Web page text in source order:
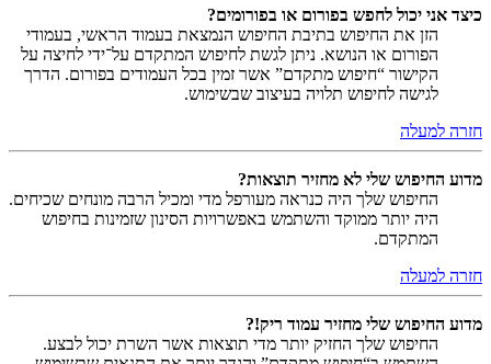
כיצד אני יכול לחפש בפורום או בפורומים?
הזן את החיפוש בתיבת החיפוש הנמצאת בעמוד הראשי, בעמודי
הפורום או הנושא. ניתן לגשת לחיפוש המתקדם על־ידי לחיצה על
הקישור “חיפוש מתקדם” אשר זמין בכל העמודים בפורום. הדרך
לגישה לחיפוש תלויה בעיצוב שבשימוש.
חזרה למעלה
מדוע החיפוש שלי לא מחזיר תוצאות?
החיפוש שלך היה כנראה מעורפל מדי ומכיל הרבה מונחים שכיחים.
היה יותר ממוקד והשתמש באפשרויות הסינון שזמינות בחיפוש
המתקדם.
חזרה למעלה
מדוע החיפוש שלי מחזיר עמוד ריק!?
החיפוש שלך החזיק יותר מדי תוצאות אשר השרת יכול לבצע.